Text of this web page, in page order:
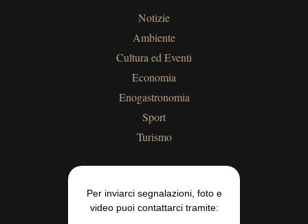
Notizie
Ambiente
Cultura ed Eventi
Economia
Enogastronomia
Sport
Turismo
Per inviarci segnalazioni, foto e
video puoi contattarci tramite: